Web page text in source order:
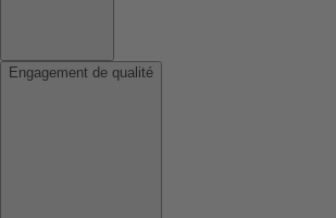
Engagement de qualité